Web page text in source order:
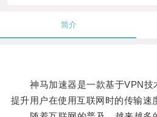
简介
神马加速器是一款基于VPN技
提升用户在使用互联网时的传输速